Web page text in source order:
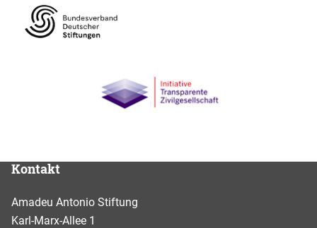
Kontakt
Amadeu Antonio Stiftung
Karl-Marx-Allee 1